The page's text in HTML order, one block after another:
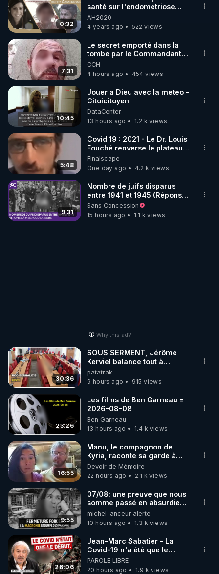
0:32
santé sur l'endométriose
avec Thierry Casasnovas
AH2020
4 years ago
522 views
7:31
Le secret emporté dans la
tombe par le Commandant
Cousteau le 25 juin 1997
CCH
4 hours ago
454 views
10:45
Jouer a Dieu avec la meteo -
Citoicitoyen
DataCenter
13 hours ago
1.2 k views
5:48
Covid 19 : 2021 - Le Dr. Louis
Fouché renverse le plateau
de CNews !
Finalscape
One day ago
4.2 k views
9:31
Nombre de juifs disparus
entre 1941 et 1945 (Réponse
à mes accusateurs)
Sans Concession
15 hours ago
1.1 k views
Why this ad?
30:36
SOUS SERMENT, Jérôme
Kerviel balance tout à
l'Assemblée !
patatrak
9 hours ago
915 views
23:26
Les films de Ben Garneau =
2026-08-08
Ben Garneau
13 hours ago
1.4 k views
16:55
Manu, le compagnon de
Kyria, raconte sa garde à
vue musclée. PARTAGEZ!
Devoir de Mémoire
22 hours ago
2.1 k views
9:55
07/08: une preuve que nous
somme passé en absurdie
une dictature qui veut faire
taire ses opposant !
michel lanceur alerte
10 hours ago
1.3 k views
26:06
Jean-Marc Sabatier - La
Covid-19 n'a été que le
début - L'ARNm & l'ARNm-aa
jusqu où auront-t-il ?
PAROLE LIBRE
20 hours ago
1.9 k views